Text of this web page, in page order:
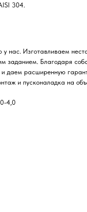
304.
нас. Изготавливаем
заданием. Благодаря
и даем расширенную
и пусконаладка на
4,0